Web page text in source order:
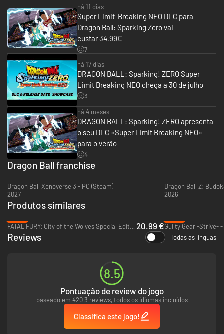
Participe de batalhas 3D emocionantes e de alta velocidade fiéis ao
anime e aos jogos, com visuais de tirar o fôlego e movimentos de
combate autênticos, como confrontos de feixes, ataques de investida,
movimentos rápidos demais para os olhos verem e ataques supremos que
destroem planetas.
RIVAIS QUE DÃO FORÇA
Desafie outros jogadores online para testar suas habilidades ou treine
com seus amigos offline para aprimorar suas habilidades! Lute para
DESBRAVE SEU PRÓPRIO CAMINHO
há 11 dias
Super Limit-Breaking NEO DLC para
Dragon Ball: Sparking Zero vai
custar 34,99€
7
há 17 dias
DRAGON BALL: Sparking! ZERO Super
Limit Breaking NEO chega a 30 de julho
3
há 4 meses
DRAGON BALL: Sparking! ZERO apresenta
o seu DLC «Super Limit Breaking NEO»
para o verão
4
Dragon Ball franchise
Dragon Ball Xenoverse 3 - PC (Steam)
2027
Dragon Ball Z:
2026
Produtos similares
FATAL FURY: City of the Wolves Special Edition - PC (Steam) 20.99 €Guilty Gear -Strive- -
Reviews Todas as línguas
8.5
Pontuação de review do jogo
baseado em 420 3 reviews, todos os idiomas incluídos
Classifica este jogo!